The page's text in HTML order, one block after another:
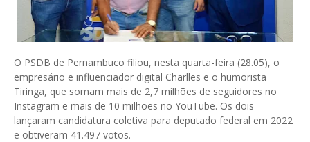
O PSDB de Pernambuco filiou, nesta quarta-feira (28.05), o
empresário e influenciador digital Charlles e o humorista
Tiringa, que somam mais de 2,7 milhões de seguidores no
Instagram e mais de 10 milhões no YouTube. Os dois
lançaram candidatura coletiva para deputado federal em 2022
e obtiveram 41.497 votos.